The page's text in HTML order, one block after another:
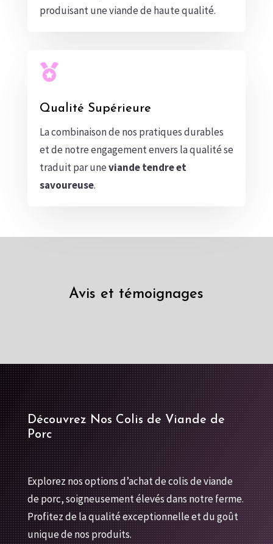
produisant une viande de haute qualité.

Qualité Supérieure
La combinaison de nos pratiques durables
et de notre engagement envers la qualité se
traduit par uneviande tendre et
savoureuse.
Avis et témoignages
Découvrez Nos Colis de Viande de
Porc
Explorez nos options d’achat de colis de viande
de porc, soigneusement élevés dans notre ferme.
Profitez de la qualité exceptionnelle et du goût
unique de nos produits.